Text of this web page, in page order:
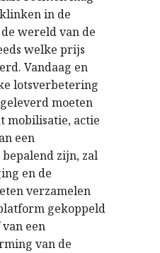
in de
wereld van de
welke prijs
Vandaag en
lotsverbetering
moeten
mobilisatie, actie
een
zijn, zal
en de
verzamelen
gekoppeld
een
van de